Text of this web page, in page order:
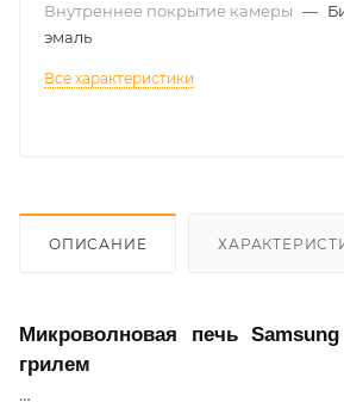
Внутреннее покрытие камеры —
эмаль
Все характеристики
ОПИСАНИЕ
Микроволновая печь Samsung
грилем